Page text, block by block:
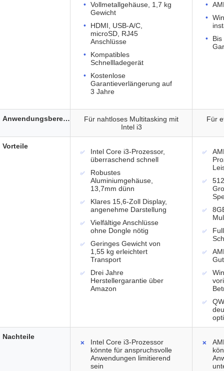
Vollmetallgehäuse, 1,7 kg
Gewicht
HDMI, USB-A/C,
microSD, RJ45
Anschlüsse
Kompatibles
Schnellladegerät
Kostenlose
Garantieverlängerung auf
3 Jahre
Für nahtloses Multitasking mit
Intel i3
Für
Intel Core i3-Prozessor,
überraschend schnell
Robustes
Aluminiumgehäuse,
13,7mm dünn
Klares 15,6-Zoll Display,
angenehme Darstellung
Vielfältige Anschlüsse
ohne Dongle nötig
Geringes Gewicht von
1,55 kg erleichtert
Transport
Drei Jahre
Herstellergarantie über
Amazon
Intel Core i3-Prozessor
könnte für anspruchsvolle
Anwendungen limitierend
sein
Anwendungsbereich
Vorteile
Nachteile